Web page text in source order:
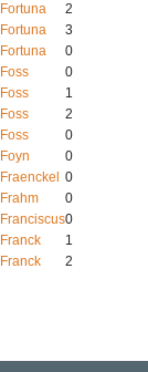
Fortuna
2
Fortuna
3
Fortuna
0
Foss
0
Foss
1
Foss
2
Foss
0
Foyn
0
Fraenckel
0
Frahm
0
Franciscus0
Franck
1
Franck 2